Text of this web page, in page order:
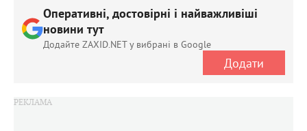
Оперативні, достовірні і найважливіші
новини тут
Додайте ZAXID.NET у вибрані в Google
Додати